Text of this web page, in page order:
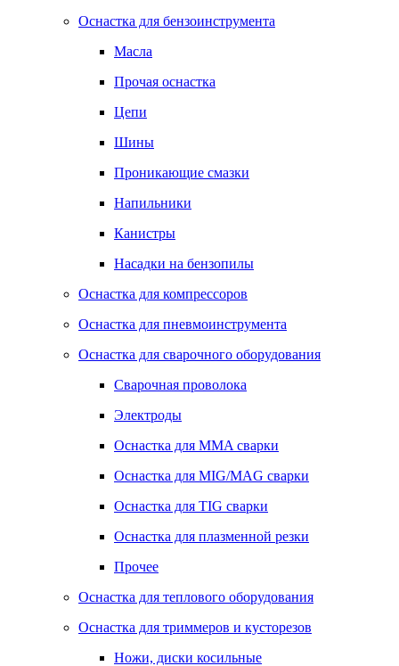
Оснастка для бензоинструмента
Масла
Прочая оснастка
Цепи
Шины
Проникающие смазки
Напильники
Канистры
Насадки на бензопилы
Оснастка для компрессоров
Оснастка для пневмоинструмента
Оснастка для сварочного оборудования
Сварочная проволока
Электроды
Оснастка для MMA сварки
Оснастка для MIG/MAG сварки
Оснастка для TIG сварки
Оснастка для плазменной резки
Прочее
Оснастка для теплового оборудования
Оснастка для триммеров и кусторезов
Ножи, диски косильные